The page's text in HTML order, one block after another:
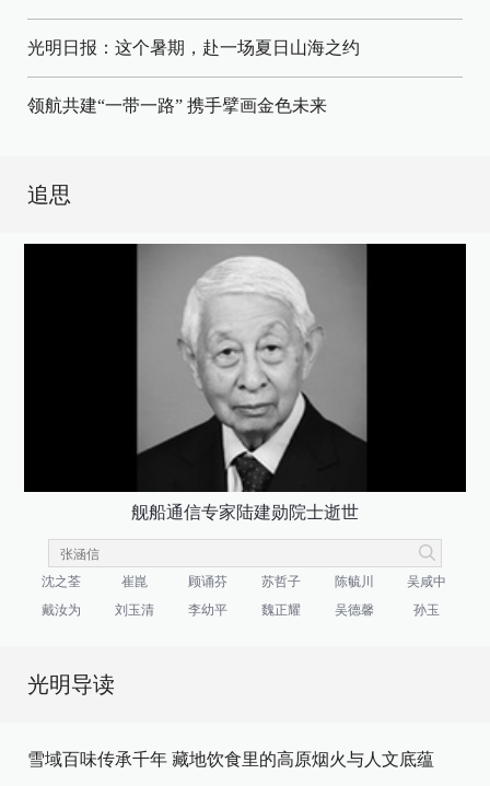
光明日报：这个暑期，赴一场夏日山海之约
领航共建“一带一路” 携手擘画金色未来
追思
舰船通信专家陆建勋院士逝世
沈之荃 崔崑 顾诵芬 苏哲子 陈毓川
吴咸中
戴汝为
刘玉清 李幼平 魏正耀 吴德馨 孙玉
光明导读
雪域百味传承千年 藏地饮食里的高原烟火与人文底蕴